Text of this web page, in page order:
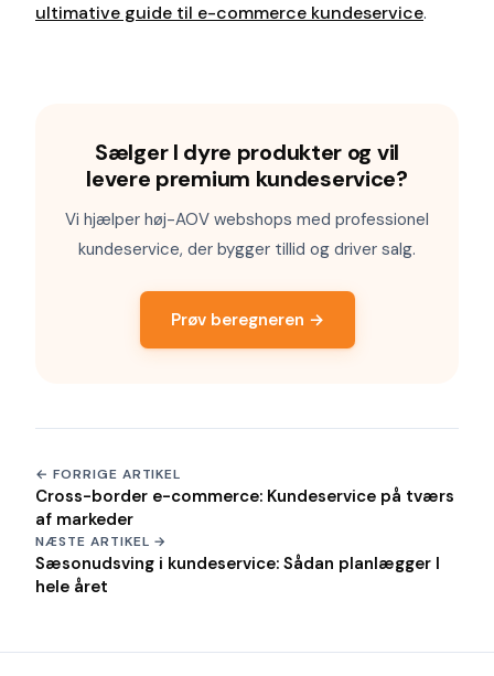
ultimative guide til e-commerce kundeservice.
Sælger I dyre produkter og vil
levere premium kundeservice?
Vi hjælper høj-AOV webshops med professionel
kundeservice, der bygger tillid og driver salg.
Prøv beregneren →
← FORRIGE ARTIKEL
Cross-border e-commerce: Kundeservice på tværs
af markeder
NÆSTE ARTIKEL →
Sæsonudsving i kundeservice: Sådan planlægger I
hele året